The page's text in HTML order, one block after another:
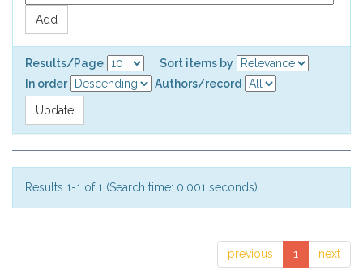
Results/Page
Sort items by
In order
Authors/record
Results 1-1 of 1 (Search time: 0.001 seconds).
previous 1 next